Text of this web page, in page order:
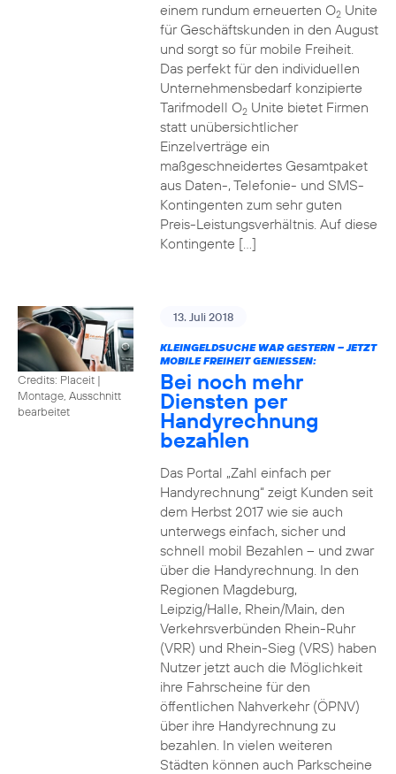
einem rundum erneuerten O2Unite
für Geschäftskunden in den August
und sorgt so für mobile Freiheit.
Das perfekt für den individuellen
Unternehmensbedarf konzipierte
Tarifmodell O2Unite bietet Firmen
statt unübersichtlicher
Einzelverträge ein
maßgeschneidertes Gesamtpaket
aus Daten-, Telefonie- und SMS-
Kontingenten zum sehr guten
Preis-Leistungsverhältnis. Auf diese
Kontingente […]
Credits: Placeit |
Montage, Ausschnitt
bearbeitet
13. Juli 2018
KLEINGELDSUCHE WAR GESTERN – JETZT
MOBILE FREIHEIT GENIESSEN:
Bei noch mehr
Diensten per
Handyrechnung
bezahlen
Das Portal „Zahl einfach per
Handyrechnung“ zeigt Kunden seit
dem Herbst 2017 wie sie auch
unterwegs einfach, sicher und
schnell mobil Bezahlen – und zwar
über die Handyrechnung. In den
Regionen Magdeburg,
Leipzig/Halle, Rhein/Main, den
Verkehrsverbünden Rhein-Ruhr
(VRR) und Rhein-Sieg (VRS) haben
Nutzer jetzt auch die Möglichkeit
ihre Fahrscheine für den
öffentlichen Nahverkehr (ÖPNV)
über ihre Handyrechnung zu
bezahlen. In vielen weiteren
Städten können auch Parkscheine